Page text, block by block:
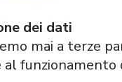
dei dati
mai a terze
al